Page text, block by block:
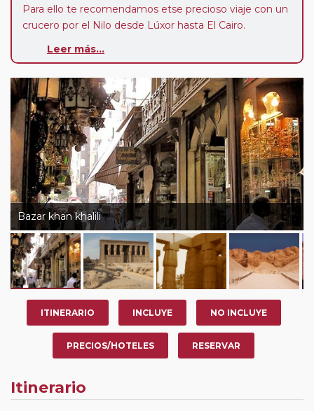
Para ello te recomendamos etse precioso viaje con un
crucero por el Nilo desde Lúxor hasta El Cairo.
de paisajes increibles, sin masificaciones, templos y
Amarna, las tuumbas de Beni Hassan, el laberinto de
las tumbas griegas de Tuna El Gabal, así como los
siempre impresionantes templos de Dendera y Abidos.
Un recorrido paraViajeros VIPque buscan un Egipto
sin aglomeraciones en un ambiente de máximo lujo y
excelente cocina en elMS Mövenpick Darakum..
Itinerario Destacado:
El Cairo : Visita lasPirámides de Guiza, el Nuevo
Museo GEM, Museo de la Civilización y el barrio
medieval de Khan El Khalili.
Abydos y Dendera: Explora estos templos
sagrados, hogar de algunas de las inscripciones
jeroglíficas mejor conservadas.
Minia y Beni Hassan
: Conoce la historia del
faraón Akhenaton y las tumbas de la nobleza
egipcia del Imperio Medio.
Leer más...
Bazar khan khalili
ITINERARIO INCLUYE NO INCLUYE
PRECIOS/HOTELES RESERVAR
Itinerario